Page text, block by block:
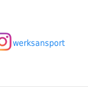
werksansport